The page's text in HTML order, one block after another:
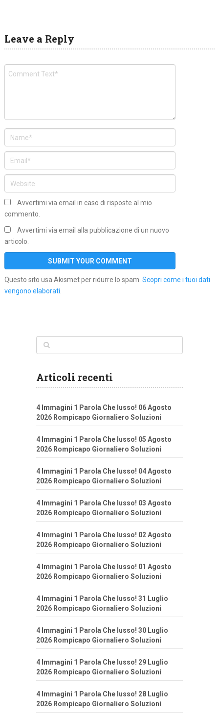
Leave a Reply
Avvertimi via email in caso di risposte al mio
commento.
Avvertimi via email alla pubblicazione di un nuovo
articolo.
Questo sito usa Akismet per ridurre lo spam. Scopri come i tuoi dati
vengono elaborati.
Articoli recenti
4 Immagini 1 Parola Che lusso! 06 Agosto
2026 Rompicapo Giornaliero Soluzioni
4 Immagini 1 Parola Che lusso! 05 Agosto
2026 Rompicapo Giornaliero Soluzioni
4 Immagini 1 Parola Che lusso! 04 Agosto
2026 Rompicapo Giornaliero Soluzioni
4 Immagini 1 Parola Che lusso! 03 Agosto
2026 Rompicapo Giornaliero Soluzioni
4 Immagini 1 Parola Che lusso! 02 Agosto
2026 Rompicapo Giornaliero Soluzioni
4 Immagini 1 Parola Che lusso! 01 Agosto
2026 Rompicapo Giornaliero Soluzioni
4 Immagini 1 Parola Che lusso! 31 Luglio
2026 Rompicapo Giornaliero Soluzioni
4 Immagini 1 Parola Che lusso! 30 Luglio
2026 Rompicapo Giornaliero Soluzioni
4 Immagini 1 Parola Che lusso! 29 Luglio
2026 Rompicapo Giornaliero Soluzioni
4 Immagini 1 Parola Che lusso! 28 Luglio
2026 Rompicapo Giornaliero Soluzioni